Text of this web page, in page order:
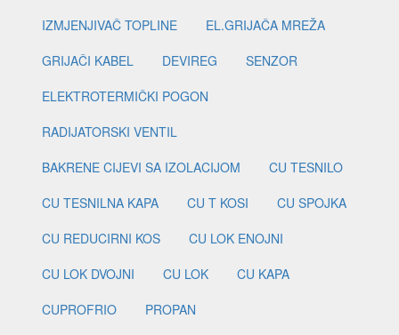
IZMJENJIVAČ TOPLINE
EL.GRIJAČA MREŽA
GRIJAČI KABEL
DEVIREG
SENZOR
ELEKTROTERMIČKI POGON
RADIJATORSKI VENTIL
BAKRENE CIJEVI SA IZOLACIJOM
CU TESNILO
CU TESNILNA KAPA
CU T KOSI
CU SPOJKA
CU REDUCIRNI KOS
CU LOK ENOJNI
CU LOK DVOJNI
CU LOK
CU KAPA
CUPROFRIO
PROPAN